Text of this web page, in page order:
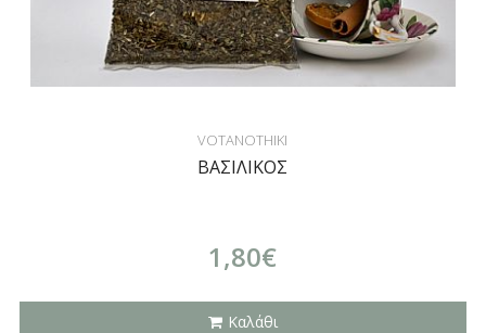
VOTANOTHIKI
ΒΑΣΙΛΙΚΟΣ
1,80€
Καλάθι